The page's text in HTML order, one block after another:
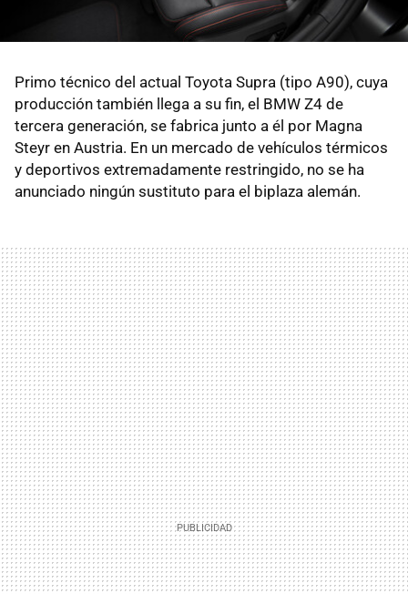
Primo técnico del actual Toyota Supra (tipo A90), cuya
producción también llega a su fin, el BMW Z4 de
tercera generación, se fabrica junto a él por Magna
Steyr en Austria. En un mercado de vehículos térmicos
y deportivos extremadamente restringido, no se ha
anunciado ningún sustituto para el biplaza alemán.